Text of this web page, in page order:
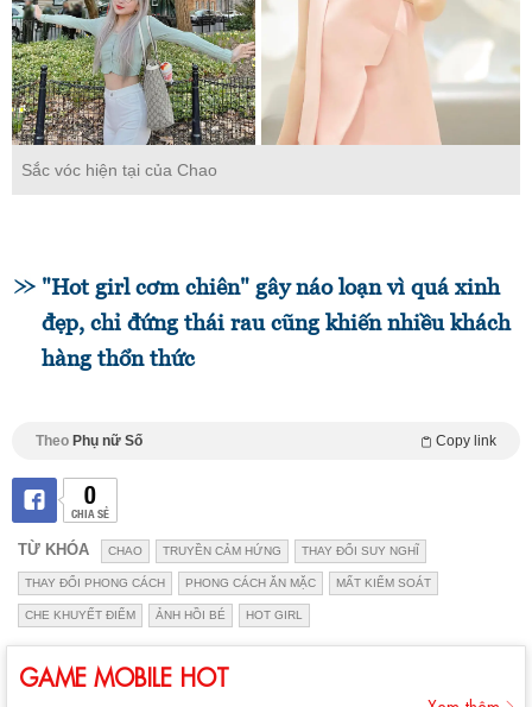
Sắc vóc hiện tại của Chao
"Hot girl cơm chiên" gây náo loạn vì quá xinh
đẹp, chỉ đứng thái rau cũng khiến nhiều khách
hàng thổn thức
Theo Phụ nữ Số Copy link
0
CHIA SẺ
TỪ KHÓA CHAO TRUYỀN CẢM HỨNG THAY ĐỔI SUY NGHĨ
THAY ĐỔI PHONG CÁCH PHONG CÁCH ĂN MẶC MẤT KIỂM SOÁT
CHE KHUYẾT ĐIỂM ẢNH HỒI BÉ HOT GIRL
GAME MOBILE HOT